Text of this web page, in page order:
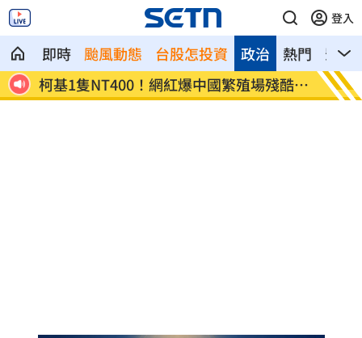
登入
即時 颱風動態 台股怎投資 熱門 影音
政治
話 柯基1隻NT400！網紅爆中國繁殖場殘酷黑
幕
蕭敬